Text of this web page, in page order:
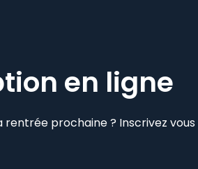
en ligne
rentrée prochaine ? Inscrivez